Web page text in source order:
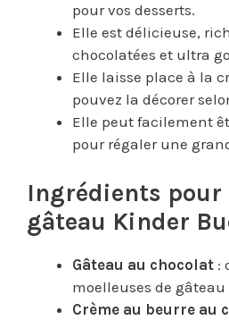
pour vos desserts.
Elle est délicieuse,
chocolatées et ultra
Elle laisse place à la
pouvez la décorer
Elle peut facilement
pour régaler une
Ingrédients pour
gâteau Kinder
Gâteau au chocolat :
moelleuses de
Crème au beurre au